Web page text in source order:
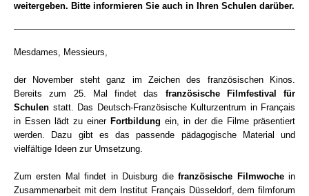
weitergeben. Bitte informieren Sie auch in Ihren Schulen darüber.
Mesdames, Messieurs,
der November steht ganz im Zeichen des französischen Kinos.
Bereits zum 25. Mal findet das französische Filmfestival für
Schulen statt. Das Deutsch-Französische Kulturzentrum in Français
in Essen lädt zu einer Fortbildung ein, in der die Filme präsentiert
werden. Dazu gibt es das passende pädagogische Material und
vielfältige Ideen zur Umsetzung.
Zum ersten Mal findet in Duisburg diefranzösische Filmwochein
Zusammenarbeit mit dem Institut Français Düsseldorf, dem filmforum